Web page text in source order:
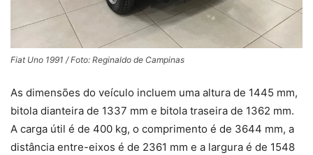
Fiat Uno 1991 / Foto: Reginaldo de Campinas
As dimensões do veículo incluem uma altura de 1445 mm,
bitola dianteira de 1337 mm e bitola traseira de 1362 mm.
A carga útil é de 400 kg, o comprimento é de 3644 mm, a
distância entre-eixos é de 2361 mm e a largura é de 1548